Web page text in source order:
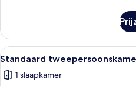
tweepersoonskamer,
slaapkamer
Alle
foto's
voor
4
Standaard
1 slaapkamer